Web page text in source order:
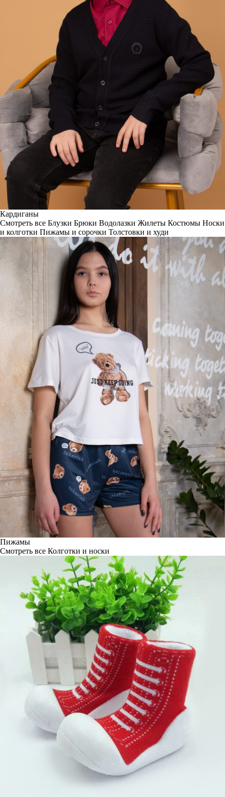
Кардиганы
Смотреть все Блузки Брюки Водолазки Жилеты Костюмы Носки
и колготки Пижамы и сорочки Толстовки и худи
Пижамы
Смотреть все Колготки и носки